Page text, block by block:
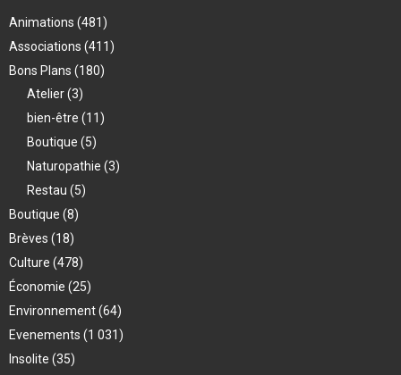
Animations (481)
Associations (411)
Bons Plans (180)
Atelier(3)
bien-être (11)
Boutique (5)
Naturopathie (3)
Restau (5)
Boutique (8)
Brèves (18)
Culture (478)
Économie (25)
Environnement(64)
Evenements (1 031)
Insolite (35)